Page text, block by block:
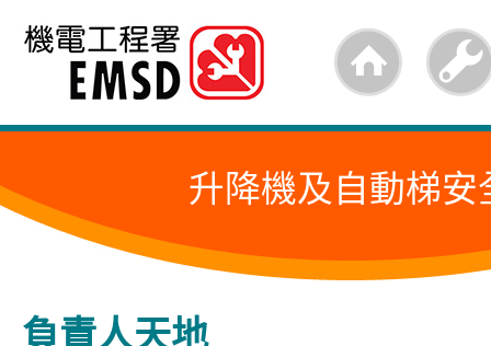
跳
內
的
始
升降機及自動梯安
負責人天地